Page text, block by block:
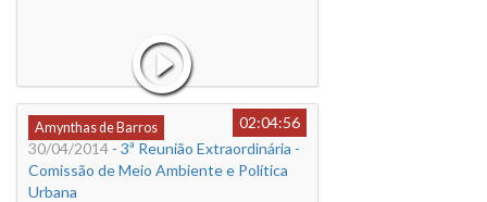
Amynthas de Barros
02:04:56
30/04/2014 - 3ª Reunião Extraordinária -
Comissão de Meio Ambiente e Política
Urbana